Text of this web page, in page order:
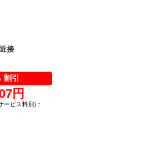
接
引
円
ービス料別)：